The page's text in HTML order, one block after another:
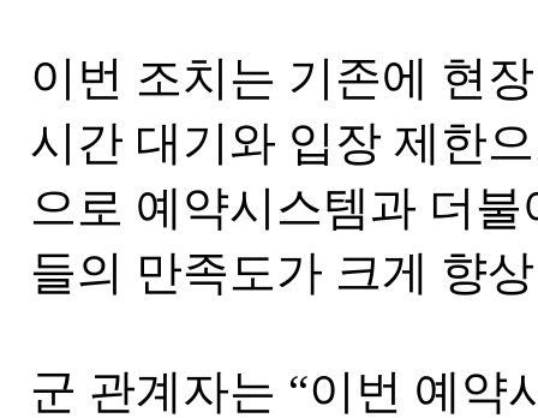
이번 조치는 기존에 현
시간 대기와 입장 제한
으로 예약시스템과 더
들의 만족도가 크게 향
군 관계자는 “이번 예약